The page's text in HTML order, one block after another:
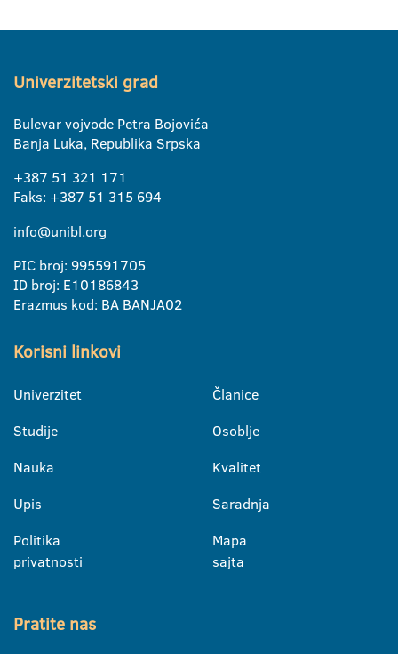
Univerzitetski grad
Bulevar vojvode Petra Bojovića
Banja Luka, Republika Srpska
+387 51 321 171
Faks: +387 51 315 694
info@unibl.org
PIC broj: 995591705
ID broj: E10186843
Erazmus kod: BA BANJA02
Korisni linkovi
Univerzitet
Studije
Nauka
Upis
Politika
privatnosti
Članice
Osoblje
Kvalitet
Saradnja
Mapa
sajta
Pratite nas